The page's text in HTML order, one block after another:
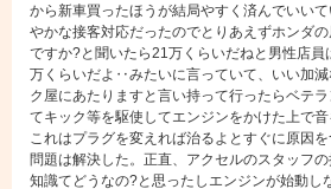
から新車買ったほうが結局やすく済んでいい
やかな接客対応だったのでとりあえずホンダ
ですか?と聞いたら21万くらいだねと男性店
万くらいだよ‥みたいに言っていて、いい加
ク屋にあたりますと言い持って行ったらベテ
てキック等を駆使してエンジンをかけた上で
これはプラグを変えれば治るよとすぐに原因
問題は解決した。正直、アクセルのスタッフ
知識てどうなの?と思ったしエンジンが始動し